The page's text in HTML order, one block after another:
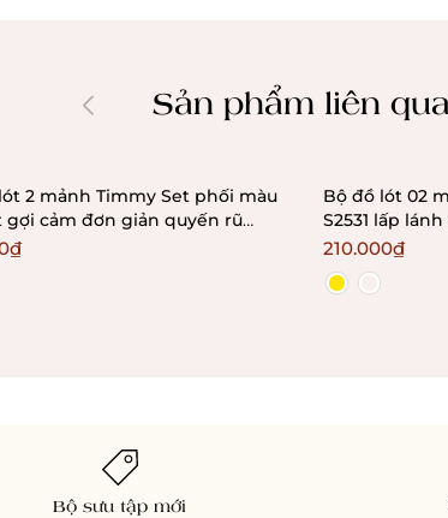
Sản phẩm liên
phối màu
gợi cảm đơn giản quyến rũ
Bộ đồ lót 02
S2531 lấp
210.000₫
Bộ sưu tập mới